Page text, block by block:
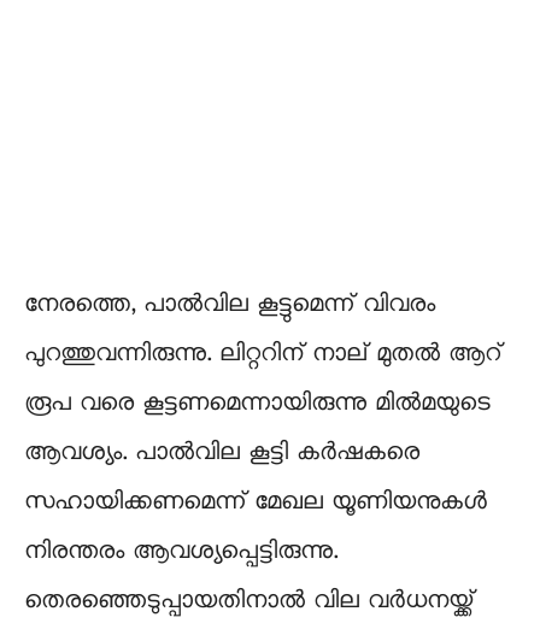
നേരത്തെ, പാൽവില കൂട്ടുമെന്ന് വിവരം
പുറത്തുവന്നിരുന്നു. ലിറ്ററിന് നാല് മുതൽ ആറ്
രൂപ വരെ കൂട്ടണമെന്നായിരുന്നു മിൽമയുടെ
ആവശ്യം. പാൽവില കൂട്ടി കർഷകരെ
സഹായിക്കണമെന്ന് മേഖല യൂണിയനുകൾ
നിരന്തരം ആവശ്യപ്പെട്ടിരുന്നു.
തെരഞ്ഞെടുപ്പായതിനാൽ വില വ‌ർധനയ്ക്ക്